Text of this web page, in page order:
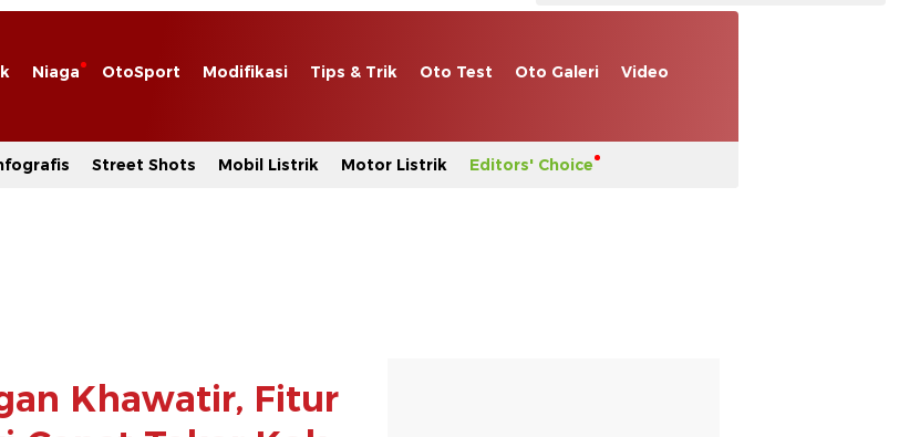
Niaga OtoSport Modifikasi Tips & Trik Oto Test Oto Galeri Video
Street Shots Mobil Listrik Motor Listrik Editors' Choice
Khawatir, Fitur